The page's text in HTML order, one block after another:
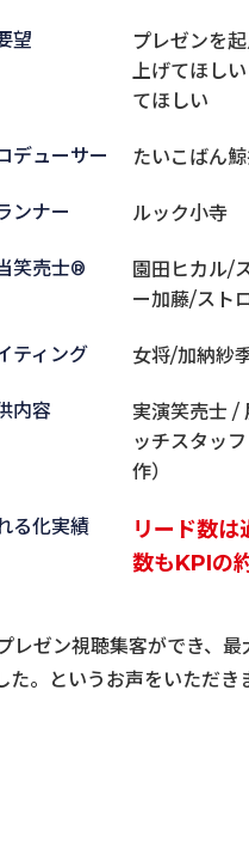
望
プレゼンを
上げてほし
てほしい
デューサー たいこばん
ンナー ルック小寺
笑売士®
園田ヒカル/
ー加藤/スト
ティング 女将/加納紗
内容
実演笑売士 /
ッチスタッ
作）
る化実績
リード数
数もKPIの
ゼン視聴集客ができ、
。というお声をいただき